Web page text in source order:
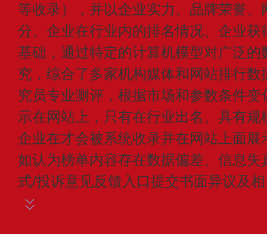
等收录），并以企业实力、品牌荣誉
分、企业在行业内的排名情况、企业
基础，通过特定的计算机模型对广泛
究，综合了多家机构媒体和网站排行
究员专业测评，根据市场和参数条件
示在网站上，只有在行业出名、具有
企业在才会被系统收录并在网站上面
如认为榜单内容存在数据偏差、信息
式/投诉意见反馈入口提交书面异议及